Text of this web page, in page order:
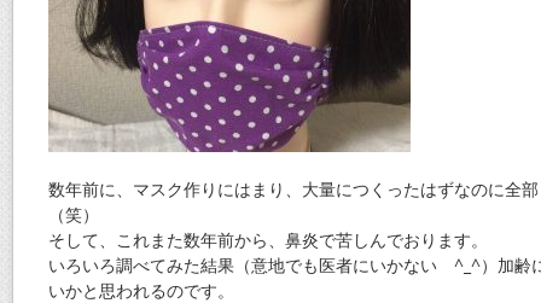
数年前に、マスク作りにはまり、大量につくったはずなのに全
（笑）
そして、これまた数年前から、鼻炎で苦しんでおります。
いろいろ調べてみた結果（意地でも医者にいかない ^_^）加齢
いかと思われるのです。